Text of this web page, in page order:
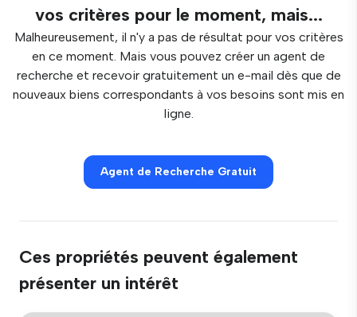
vos critères pour le moment, mais...
Malheureusement, il n'y a pas de résultat pour vos critères
en ce moment. Mais vous pouvez créer un agent de
recherche et recevoir gratuitement un e-mail dès que de
nouveaux biens correspondants à vos besoins sont mis en
ligne.
Agent de Recherche Gratuit
Ces propriétés peuvent également
présenter un intérêt